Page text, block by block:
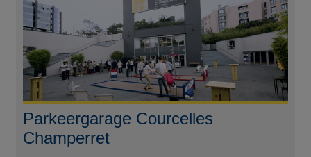
Parkeergarage Courcelles
Champerret